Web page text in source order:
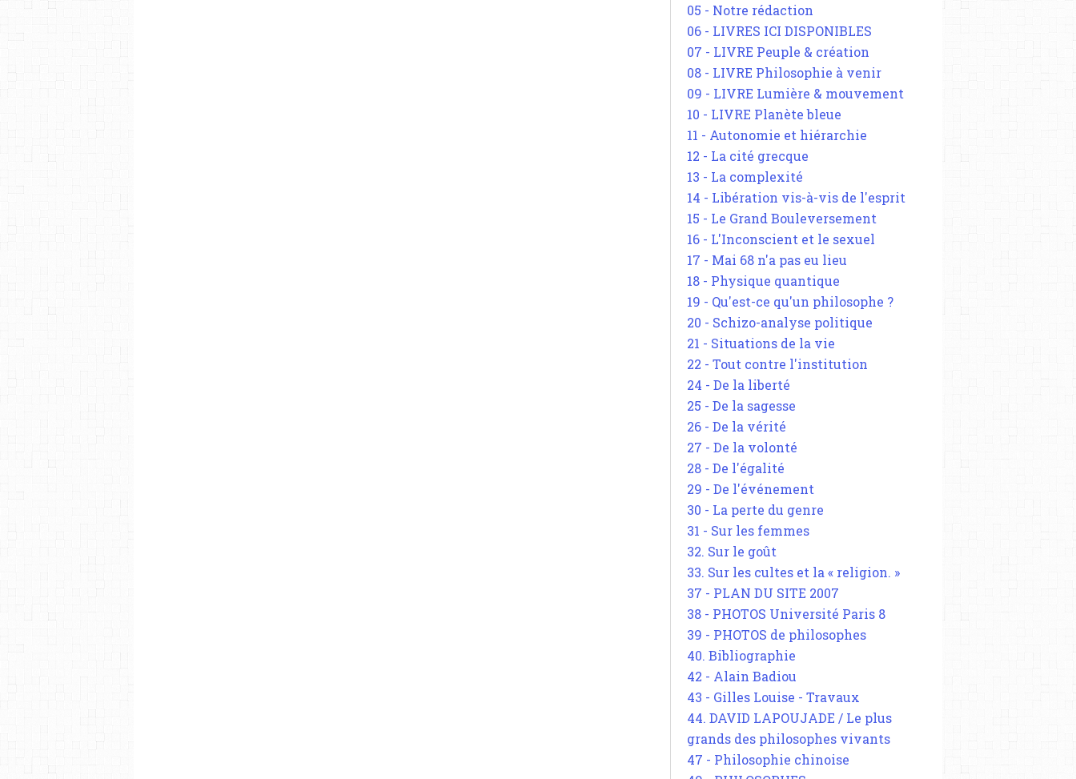
05 - Notre rédaction
06 - LIVRES ICI DISPONIBLES
07 - LIVRE Peuple & création
08 - LIVRE Philosophie à venir
09 - LIVRE Lumière & mouvement
10 - LIVRE Planète bleue
11 - Autonomie et hiérarchie
12 - La cité grecque
13 - La complexité
14 - Libération vis-à-vis de l'esprit
15 - Le Grand Bouleversement
16 - L'Inconscient et le sexuel
17 - Mai 68 n'a pas eu lieu
18 - Physique quantique
19 - Qu'est-ce qu'un philosophe ?
20 - Schizo-analyse politique
21 - Situations de la vie
22 - Tout contre l'institution
24 - De la liberté
25 - De la sagesse
26 - De la vérité
27 - De la volonté
28 - De l'égalité
29 - De l'événement
30 - La perte du genre
31 - Sur les femmes
32. Sur le goût
33. Sur les cultes et la « religion. »
37 - PLAN DU SITE 2007
38 - PHOTOS Université Paris 8
39 - PHOTOS de philosophes
40. Bibliographie
42 - Alain Badiou
43 - Gilles Louise - Travaux
44. DAVID LAPOUJADE / Le plus
grands des philosophes vivants
47 - Philosophie chinoise